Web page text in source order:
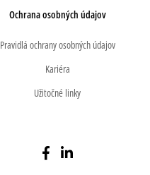
Ochrana osobných údajov
Pravidlá ochrany osobných údajov
Kariéra
Užitočné linky